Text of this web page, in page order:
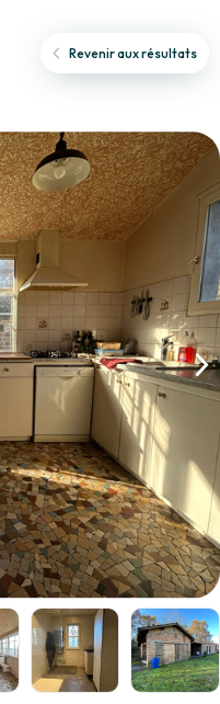
Revenir aux résultats